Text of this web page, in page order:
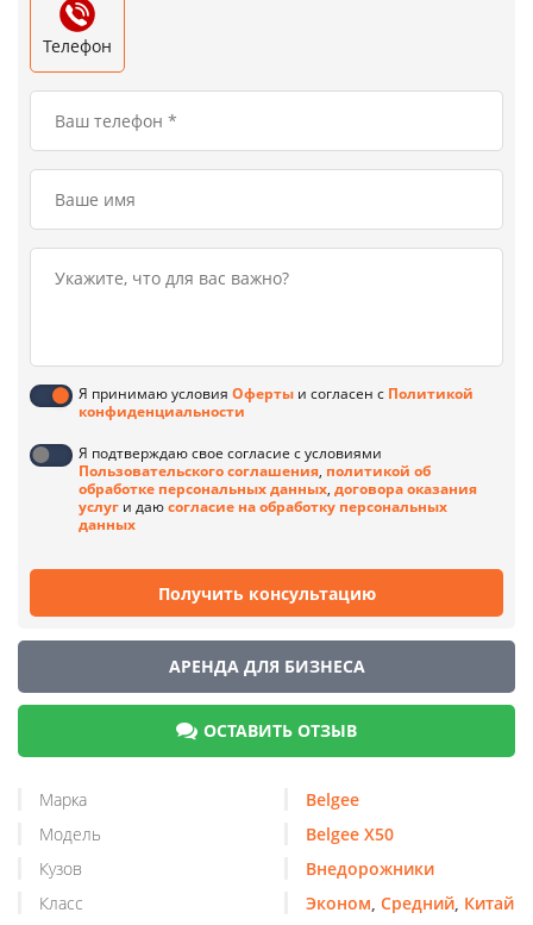
Телефон
Я принимаю условия Оферты и согласен с Политикой
конфиденциальности
Я подтверждаю свое согласие с условиями
Пользовательского соглашения, политикой об
обработке персональных данных, договора оказания
услуг и даюсогласие на обработку персональных
данных
Получить консультацию
АРЕНДА ДЛЯ БИЗНЕСА
ОСТАВИТЬ ОТЗЫВ
Марка
Belgee
Модель
Belgee X50
Кузов
Внедорожники
Класс
Эконом, Средний, Китай